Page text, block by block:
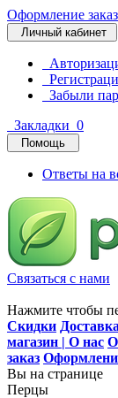
Оформление
Личный кабинет
Забыли
Закладки 0
Помощь
Ответы на
Связаться с нами
Нажмите чтобы
Скидки
магазин | О нас
заказ
Вы на странице
Перцы